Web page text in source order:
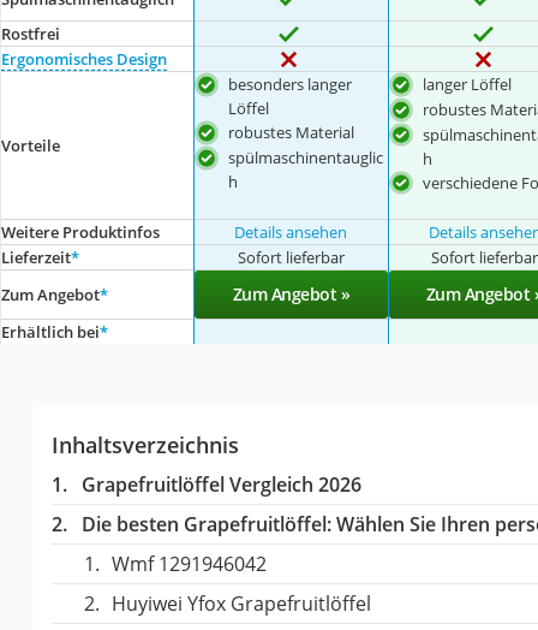
Rostfrei
Ergonomisches Design
Vorteile
besonders langer
Löffel
robustes Material
spülmaschinentauglic
h
langer Löffel
robustes
h
verschiedene
Weitere Produktinfos Details ansehen
Details
Lieferzeit* Sofort lieferbar
Sofort lieferbar
Zum Angebot* Zum Angebot » Zum Angebot
Erhältlich bei*
Inhaltsverzeichnis
Grapefruitlöffel Vergleich 2026
Die besten Grapefruitlöffel:Wählen Sie Ihren
Wmf 1291946042
Huyiwei Yfox Grapefruitlöffel